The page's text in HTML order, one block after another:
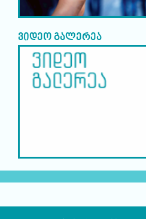
ვიდეო გალერეა